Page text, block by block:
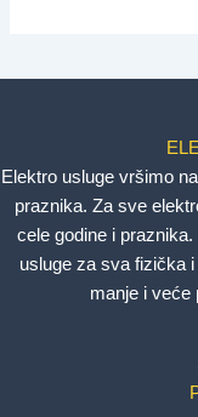
Elektro usluge vršimo
praznika. Za sve
cele godine i
usluge za sva fizička
manje i